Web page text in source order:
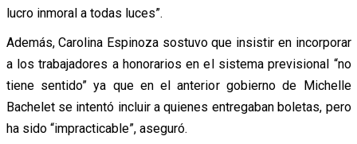
lucro inmoral a todas luces”.
Además, Carolina Espinoza sostuvo que insistir en incorporar
a los trabajadores a honorarios en el sistema previsional “no
tiene sentido” ya que en el anterior gobierno de Michelle
Bachelet se intentó incluir a quienes entregaban boletas, pero
ha sido “impracticable”, aseguró.